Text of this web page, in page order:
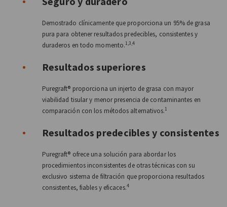
Demostrado clínicamente que proporciona un 95% de grasa
pura para obtener resultados predecibles, consistentes y
duraderos en todo momento.1,3,4
Resultados superiores
Puregraft® proporciona un injerto de grasa con mayor
viabilidad tisular y menor presencia de contaminantes en
comparación con los métodos alternativos.1
Resultados predecibles y consistentes
Puregraft® ofrece una solución para abordar los
procedimientos inconsistentes de otras técnicas con su
exclusivo sistema de filtración que proporciona resultados
consistentes, fiables y eficaces.4